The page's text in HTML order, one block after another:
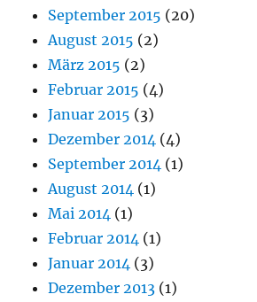
September 2015 (20)
August 2015 (2)
März 2015 (2)
Februar 2015 (4)
Januar 2015 (3)
Dezember 2014 (4)
September 2014 (1)
August 2014 (1)
Mai 2014 (1)
Februar 2014 (1)
Januar 2014 (3)
Dezember 2013 (1)